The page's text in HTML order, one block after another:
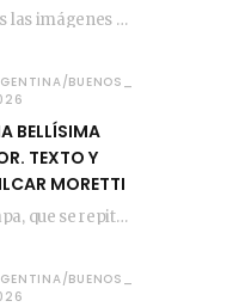
(Aclaración: Todas las imágenes de este posteo fueron tomadas de Bloghemia.com, y todos los…
BUENOS_
BELLÍSIMA
TEXTO Y
MORETTI
(La imagen de Tapa, que se repite arriba, fue compuesta por Amilcar Moretti el viernes…
BUENOS_